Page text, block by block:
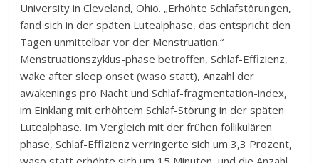
University in Cleveland, Ohio. „Erhöhte Schlafstörungen,
fand sich in der späten Lutealphase, das entspricht den
Tagen unmittelbar vor der Menstruation.“
Menstruationszyklus-phase betroffen, Schlaf-Effizienz,
wake after sleep onset (waso statt), Anzahl der
awakenings pro Nacht und Schlaf-fragmentation-index,
im Einklang mit erhöhtem Schlaf-Störung in der späten
Lutealphase. Im Vergleich mit der frühen follikulären
phase, Schlaf-Effizienz verringerte sich um 3,3 Prozent,